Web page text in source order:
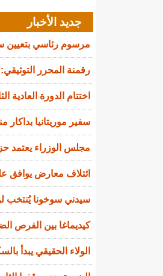
جديد الأخبار
مرسوم رئاسي بتعيين
رقمنة المحرر
اختتام الدورة العادية
سفير موريتانيا
مجلس الوزراء يعتمد
ائتلاف معارض يوافق
سيدني سوخونا يُنتخب
كيديماغا بين الفرص
الولاء الحقيقي يبدأ